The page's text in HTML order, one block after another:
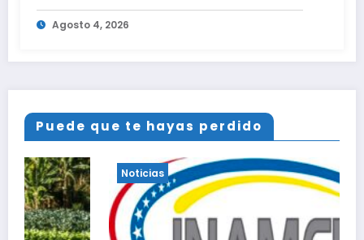
Agosto 4, 2026
Puede que te hayas perdido
Noticias